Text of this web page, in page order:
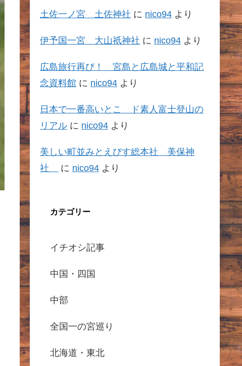
土佐一ノ宮 土佐神社 に nico94 より
伊予国一宮 大山祇神社 に nico94 より
広島旅行再び！ 宮島と広島城と平和記
念資料館 に nico94 より
日本で一番高いとこ ド素人富士登山の
リアル に nico94 より
美しい町並みとえびす総本社 美保神
社
に nico94 より
カテゴリー
イチオシ記事
中国・四国
中部
全国一の宮巡り
北海道・東北